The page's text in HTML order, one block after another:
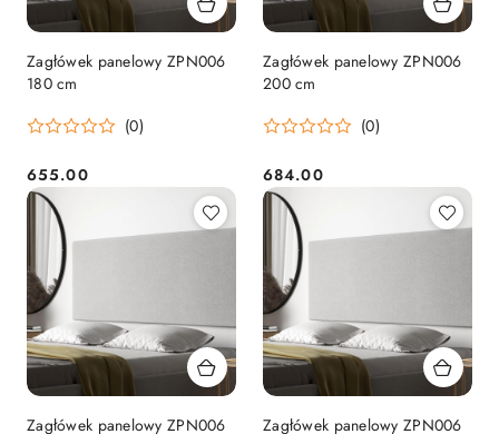
Zagłówek panelowy ZPN006
180 cm
(0)
Cena:
655.00
Zagłówek panelowy ZPN006
200 cm
(0)
Cena:
684.00
Zagłówek panelowy ZPN006
Zagłówek panelowy ZPN006